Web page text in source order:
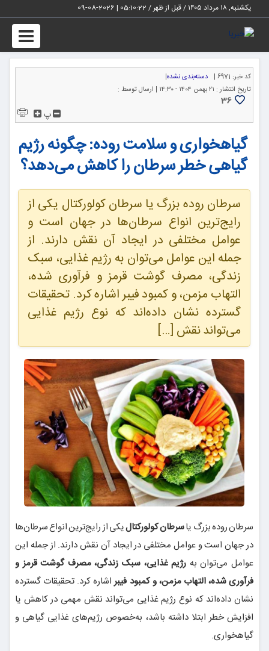
یکشنبه, ۱۸ مرداد ۱۴۰۵ / قبل از ظهر / 05:10:23
|
2026-08-09
کد خبر: 6971 | دسته‌بندی نشده|
تاریخ انتشار : ۲۱ بهمن ۱۴۰۴ - ۱۴:۳۰ | ارسال توسط :
36
پ
گیاهخواری و سلامت روده: چگونه رژیم
گیاهی خطر سرطان را کاهش می‌دهد؟
سرطان روده بزرگ یا سرطان کولورکتال یکی از
رایج‌ترین انواع سرطان‌ها در جهان است و
عوامل مختلفی در ایجاد آن نقش دارند. از
جمله این عوامل می‌توان به رژیم غذایی، سبک
زندگی، مصرف گوشت قرمز و فرآوری شده،
التهاب مزمن، و کمبود فیبر اشاره کرد. تحقیقات
گسترده نشان داده‌اند که نوع رژیم غذایی
می‌تواند نقش […]
سرطان روده بزرگ یاسرطان کولورکتالیکی از رایج‌ترین انواع سرطان‌ها
در جهان است و عوامل مختلفی در ایجاد آن نقش دارند. از جمله این
عوامل می‌توان به رژیم غذایی، سبک زندگی، مصرف گوشت قرمز و
فرآوری شده، التهاب مزمن، و کمبود فیبراشاره کرد. تحقیقات گسترده
نشان داده‌اند که نوع رژیم غذایی می‌تواند نقش مهمی در کاهش یا
افزایش خطر ابتلا داشته باشد، به‌خصوص رژیم‌های غذایی گیاهی و
گیاهخواری.